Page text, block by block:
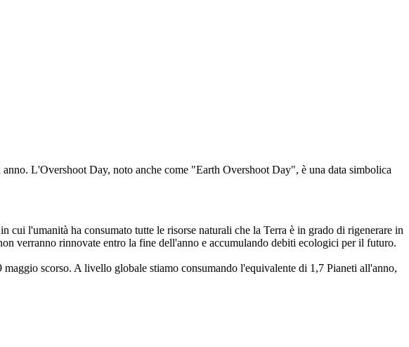
L'Overshoot Day, noto anche come "Earth Overshoot Day", è una data simbolica
l'umanità ha consumato tutte le risorse naturali che la Terra è in grado di rigenerare in
verranno rinnovate entro la fine dell'anno e accumulando debiti ecologici per il futuro.
scorso. A livello globale stiamo consumando l'equivalente di 1,7 Pianeti all'anno,